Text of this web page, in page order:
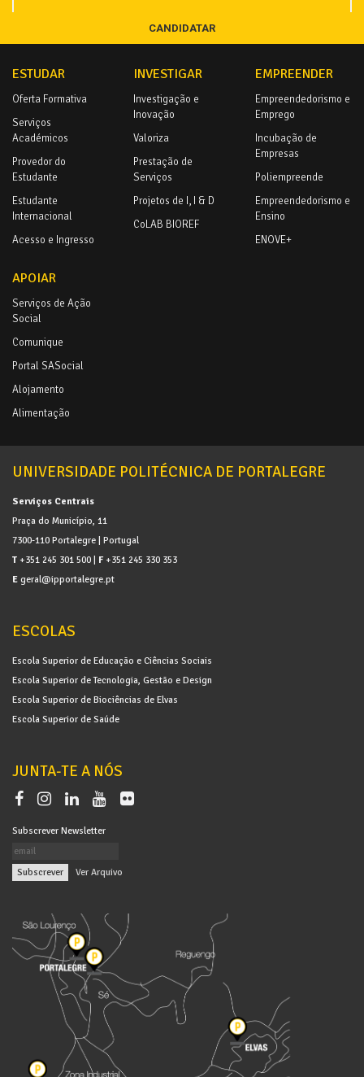
CANDIDATAR
ESTUDAR
Oferta Formativa
Serviços
Académicos
Provedor do
Estudante
Estudante
Internacional
Acesso e Ingresso
INVESTIGAR
Investigação e
Inovação
Valoriza
Prestação de
Serviços
Projetos de I, I & D
CoLAB BIOREF
EMPREENDER
Empreendedorismo e
Emprego
Incubação de
Empresas
Poliempreende
Empreendedorismo e
Ensino
ENOVE+
APOIAR
Serviços de Ação
Social
Comunique
Portal SASocial
Alojamento
Alimentação
UNIVERSIDADE POLITÉCNICA DE PORTALEGRE
Serviços Centrais
Praça do Município, 11
7300-110 Portalegre | Portugal
T +351 245 301 500 | F +351 245 330 353
E geral@ipportalegre.pt
ESCOLAS
Escola Superior de Educação e Ciências Sociais
Escola Superior de Tecnologia, Gestão e Design
Escola Superior de Biociências de Elvas
Escola Superior de Saúde
JUNTA-TE A NÓS
Subscrever Newsletter
Ver Arquivo